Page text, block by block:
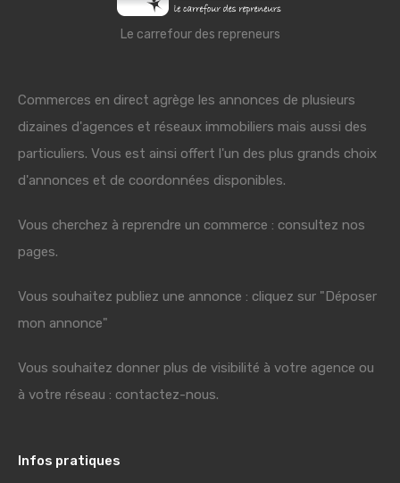
Le carrefour des repreneurs
Commerces en direct agrège les annonces de plusieurs
dizaines d'agences et réseaux immobiliers mais aussi des
particuliers. Vous est ainsi offert l'un des plus grands choix
d'annonces et de coordonnées disponibles.
Vous cherchez à reprendre un commerce : consultez nos
pages.
Vous souhaitez publiez une annonce : cliquez sur "Déposer
mon annonce"
Vous souhaitez donner plus de visibilité à votre agence ou
à votre réseau : contactez-nous.
Infos pratiques